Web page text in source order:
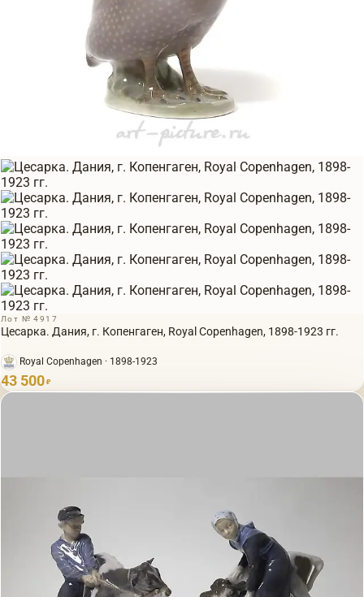
Лот № 4917
Цесарка. Дания, г. Копенгаген, Royal Copenhagen, 1898-1923 гг.
Royal Copenhagen · 1898-1923
43 500 ₽